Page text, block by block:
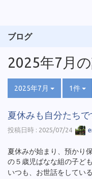
ブログ
2025年7月
2025年7月 1件
夏休みも自分たちで
投稿日時 : 2025/07/24
夏休みが始まり、預かり
の５歳児ばなな組の子ども
いつも、お世話をしてい